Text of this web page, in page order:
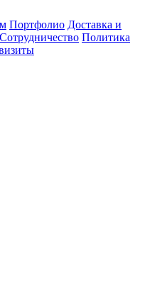
Портфолио Доставка и
Сотрудничество Политика